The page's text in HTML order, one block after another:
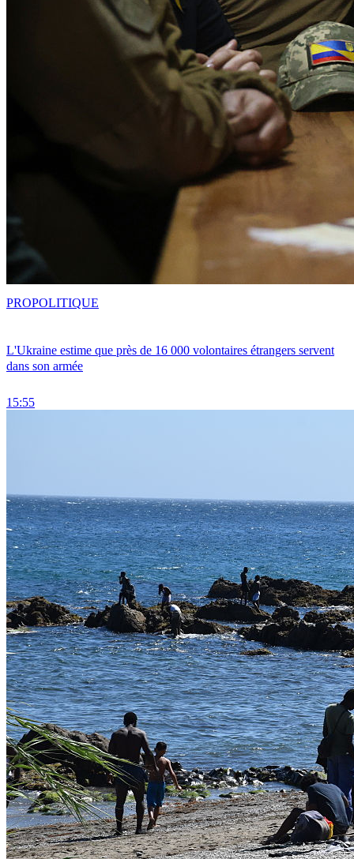
L'Ukraine estime que près de 16 000 volontaires étrangers servent
dans son armée
15:55
PROPOLITIQUE